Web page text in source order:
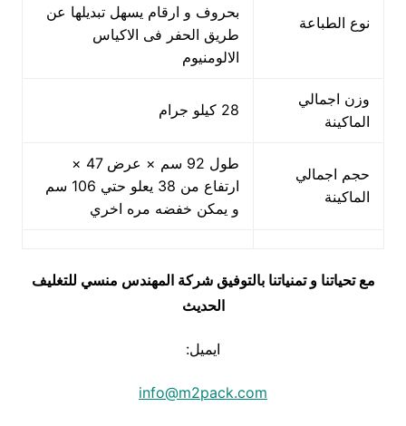
نوع الطباعة
بحروف و ارقام يسهل تبديلها عن
طريق الحفر فى الاكياس
الالومنيوم
وزن اجمالي
الماكينة
28 كيلو جرام
حجم اجمالي
الماكينة
طول 92 سم × عرض 47 ×
ارتفاع من 38 يعلو حتي 106 سم
و يمكن خفضه مره اخري
مع تحياتنا و تمنياتنا بالتوفيق شركة المهندس منسي للتغليف
الحديث
ايميل:
info@m2pack.com